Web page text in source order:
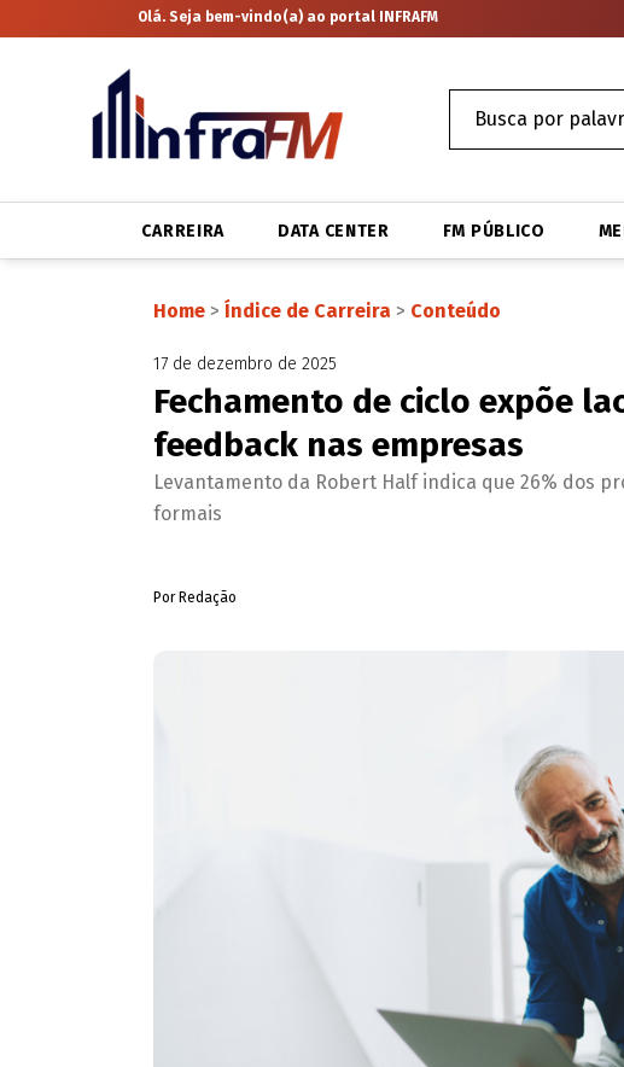
Olá. Seja bem-vindo(a) ao portal INFRAFM
CARREIRA DATA CENTER FM PÚBLICO
Home> Índice de Carreira > Conteúdo
17 de dezembro de 2025
Fechamento de ciclo expõe
feedback nas empresas
Levantamento da Robert Half indica que 26% dos
formais
Por Redação